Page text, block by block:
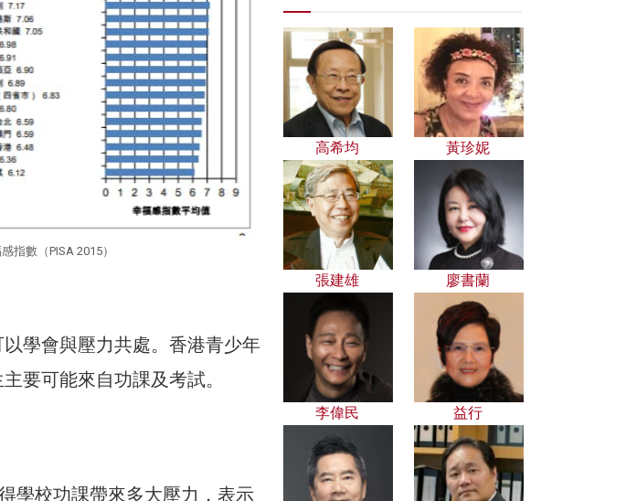
指數（PISA 2015）
學會與壓力共處。香港青少年
要可能來自功課及考試。
學校功課帶來多大壓力，表示
高希均 黃珍妮
張建雄 廖書蘭
李偉民 益行